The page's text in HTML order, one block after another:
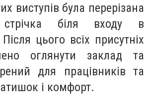
виступів була перерізана
стрічка біля входу в
цього всіх присутніх
оглянути заклад та
для працівників та
і комфорт.